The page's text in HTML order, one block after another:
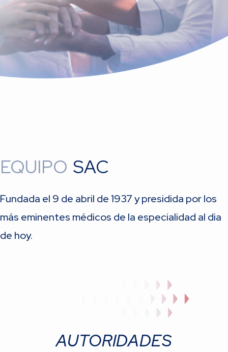
EQUIPO SAC
Fundada el 9 de abril de 1937 y presidida por los
más eminentes médicos de la especialidad al dia
de hoy.
AUTORIDADES